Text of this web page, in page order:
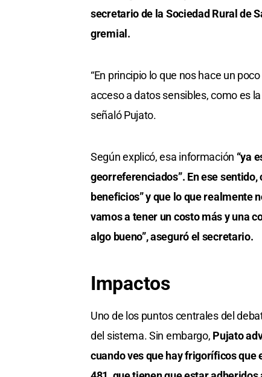
secretario de la Sociedad Rural de
gremial.
“En principio lo que nos hace un
acceso a datos sensibles, como es
señaló Pujato.
Según explicó, esa información “ya
georreferenciados”. En ese
beneficios” y que lo que realmente
vamos a tener un costo más y una
algo bueno”, aseguró el secretario.
Impactos
Uno de los puntos centrales del
del sistema. Sin embargo, Pujato
cuando ves que hay frigoríficos que